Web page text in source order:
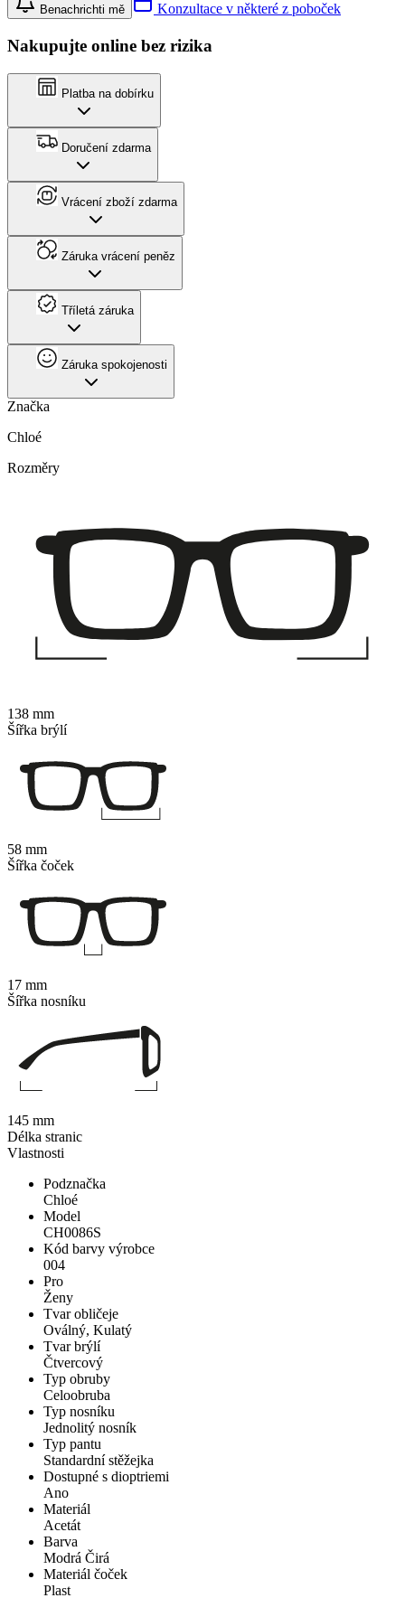
Benachrichti mě Konzultace v některé z poboček
Nakupujte online bez rizika
Platba na dobírku
Doručení zdarma
Vrácení zboží zdarma
Záruka vrácení peněz
Tříletá záruka
Záruka spokojenosti
Značka
Chloé
Vlastnosti
Podznačka
Chloé
Model
CH0086S
Kód barvy výrobce
004
Pro
Ženy
Tvar obličeje
Oválný, Kulatý
Tvar brýlí
Čtvercový
Typ obruby
Celoobruba
Typ nosníku
Jednolitý nosník
Typ pantu
Standardní stěžejka
Dostupné s dioptriemi
Ano
Materiál
Acetát
Barva
Modrá Čirá
Materiál čoček
Plast
Rozměry
138 mm
Šířka brýlí
58 mm
Šířka čoček
17 mm
Šířka nosníku
145 mm
Délka stranic